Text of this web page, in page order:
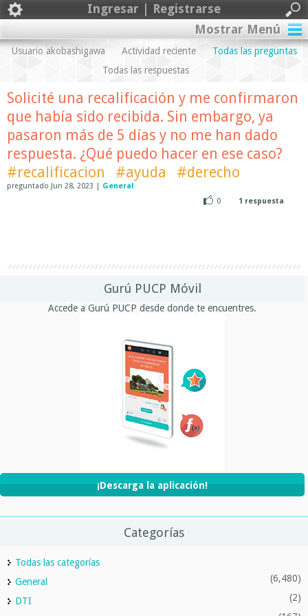
Ingresar | Registrarse
Mostrar Menú
Usuario akobashigawa Actividad reciente
Todas las preguntas
Todas las respuestas
Solicité una recalificación y me confirmaron
que había sido recibida. Sin embargo, ya
pasaron más de 5 días y no me han dado
respuesta. ¿Qué puedo hacer en ese caso?
#recalificacion
#ayuda #derecho
preguntado Jun 28, 2023 | General
0
1 respuesta
Gurú PUCP Móvil
Accede a Gurú PUCP desde donde te encuentres.
¡Descarga la aplicación!
Categorías
Todas las categorías
General
(6,480)
DTI (2)